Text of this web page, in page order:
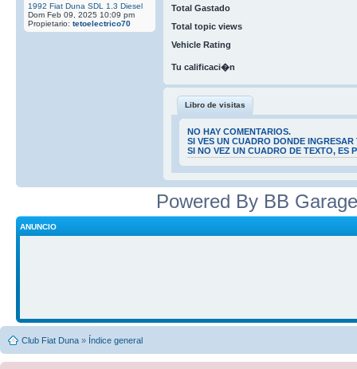
1992 Fiat Duna SDL 1.3 Diesel
Dom Feb 09, 2025 10:09 pm
Propietario: tetoelectrico70
Total Gastado
Total topic views
Vehicle Rating
Tu calificaci�n
Libro de visitas
NO HAY COMENTARIOS.
SI VES UN CUADRO DONDE
SI NO VEZ UN CUADRO DE TEXTO, ES
Powered By BB
ANUNCIO
Club Fiat Duna » Índice general